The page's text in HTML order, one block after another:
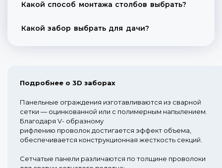
Какой способ монтажа столбов выбрать?
Какой забор выбрать для дачи?
Подробнее о 3D заборах
Панельные ограждения изготавливаются из сварной
сетки — оцинкованной или с полимерным напылением.
Благодаря V- образному
рифлению проволок достигается эффект объема,
обеспечивается конструкционная жесткость секций.
Сетчатые панели различаются по толщине проволоки